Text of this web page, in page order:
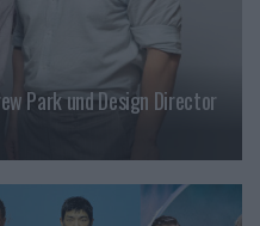
Park und Design Director